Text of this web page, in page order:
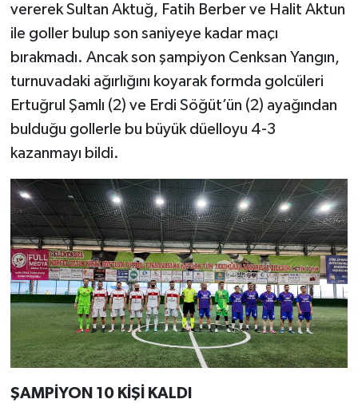
vererek Sultan Aktuğ, Fatih Berber ve Halit Aktun
ile goller bulup son saniyeye kadar maçı
bırakmadı. Ancak son şampiyon Cenksan Yangın,
turnuvadaki ağırlığını koyarak formda golcüleri
Ertuğrul Şamlı (2) ve Erdi Söğüt’ün (2) ayağından
bulduğu gollerle bu büyük düelloyu 4-3
kazanmayı bildi.
ŞAMPİYON 10 KİŞİ KALDI